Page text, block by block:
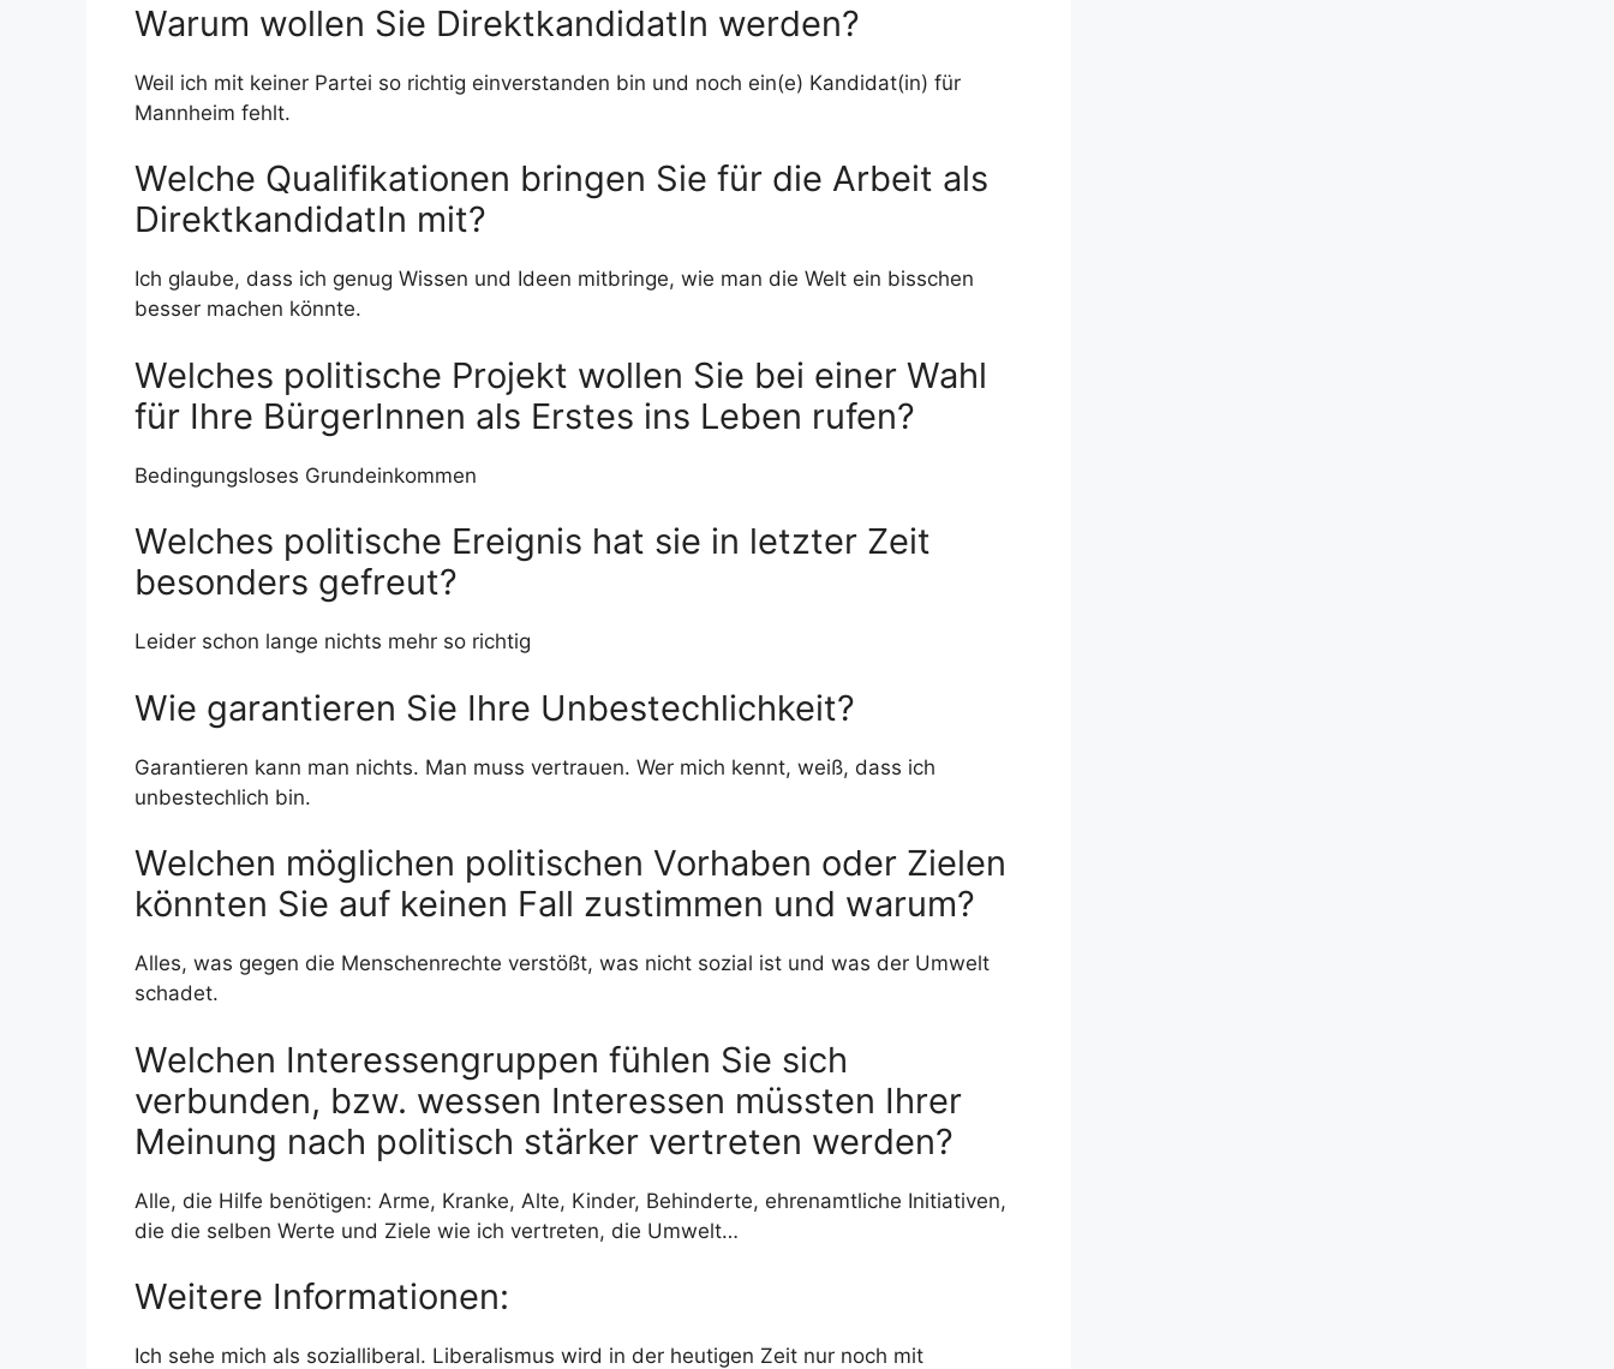
Warum wollen Sie DirektkandidatIn werden?
Weil ich mit keiner Partei so richtig einverstanden bin und noch ein(e) Kandidat(in) für
Mannheim fehlt.
Welche Qualifikationen bringen Sie für die Arbeit als
DirektkandidatIn mit?
Ich glaube, dass ich genug Wissen und Ideen mitbringe, wie man die Welt ein bisschen
besser machen könnte.
Welches politische Projekt wollen Sie bei einer Wahl
für Ihre BürgerInnen als Erstes ins Leben rufen?
Bedingungsloses Grundeinkommen
Welches politische Ereignis hat sie in letzter Zeit
besonders gefreut?
Leider schon lange nichts mehr so richtig
Wie garantieren Sie Ihre Unbestechlichkeit?
Garantieren kann man nichts. Man muss vertrauen. Wer mich kennt, weiß, dass ich
unbestechlich bin.
Welchen möglichen politischen Vorhaben oder Zielen
könnten Sie auf keinen Fall zustimmen und warum?
Alles, was gegen die Menschenrechte verstößt, was nicht sozial ist und was der Umwelt
schadet.
Welchen Interessengruppen fühlen Sie sich
verbunden, bzw. wessen Interessen müssten Ihrer
Meinung nach politisch stärker vertreten werden?
Alle, die Hilfe benötigen: Arme, Kranke, Alte, Kinder, Behinderte, ehrenamtliche Initiativen,
die die selben Werte und Ziele wie ich vertreten, die Umwelt…
Weitere Informationen:
Ich sehe mich als sozialliberal. Liberalismus wird in der heutigen Zeit nur noch mit